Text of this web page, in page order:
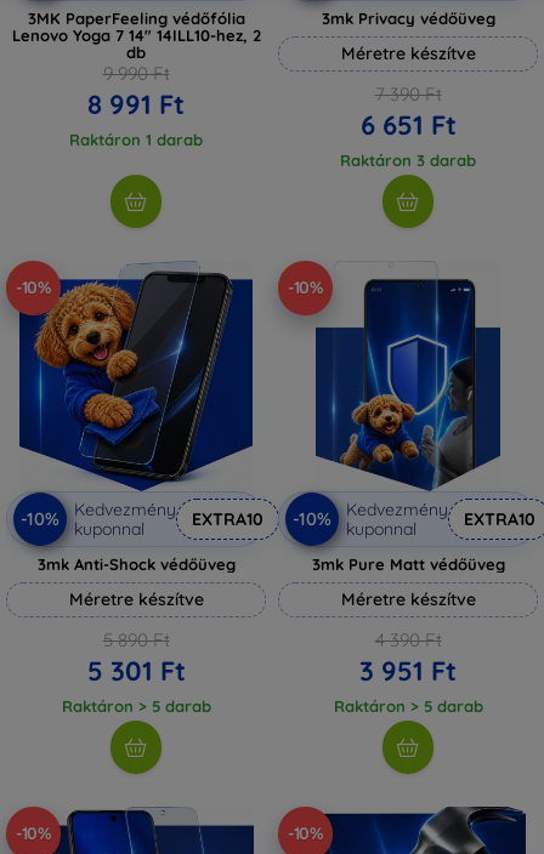
3MK PaperFeeling védőfólia
Lenovo Yoga 7 14" 14ILL10-hez, 2
db
9 990 Ft
8 991 Ft
Raktáron 1 darab
3mk Privacy védőüveg
Méretre készítve
7 390 Ft
6 651 Ft
Raktáron 3 darab
-10%
-10%
Kedvezmény
kuponnal
EXTRA10
3mk Anti-Shock védőüveg
Méretre készítve
5 890 Ft
5 301 Ft
Raktáron > 5 darab
-10%
-10%
Kedvezmény
kuponnal
EXTRA10
3mk Pure Matt védőüveg
Méretre készítve
4 390 Ft
3 951 Ft
Raktáron > 5 darab
-10% -10%